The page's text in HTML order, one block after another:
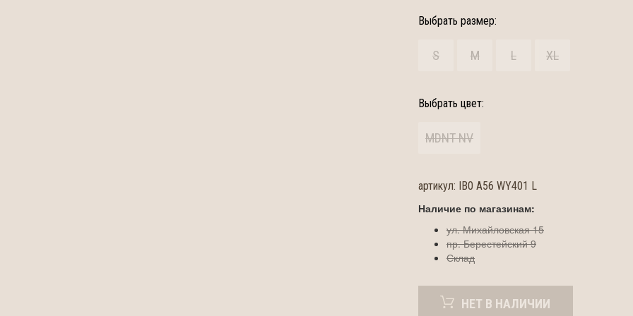
Выбрать размер:
S M L XL
Выбрать цвет:
MDNT NV
артикул: IB0 A56 WY401 L
Наличие по магазинам:
ул. Михайловская 15
пр. Берестейский 9
Склад
НЕТ В НАЛИЧИИ